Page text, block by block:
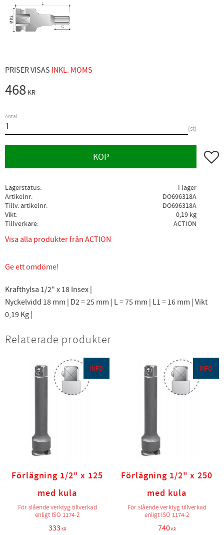
PRISER VISAS INKL. MOMS
468 KR
Antal
st
KÖP Lägg
Lagerstatus
I lager
Artikelnr
DO696318A
Tillv. artikelnr
DO696318A
Vikt
0,19 kg
Tillverkare
ACTION
Visa alla produkter från ACTION
Ge ett omdöme!
Krafthylsa 1/2" x 18 Insex |
Nyckelvidd 18 mm | D2 = 25 mm | L = 75 mm | L1 = 16 mm | Vikt
0,19 Kg |
Relaterade produkter
Förlägning 1/2" x 125
med kula
För slående verktyg tillverkad
enligt ISO 1174-2
333 KR
INFO
Förlägning 1/2" x 250
med kula
För slående verktyg tillverkad
enligt ISO 1174-2
740KR
INFO